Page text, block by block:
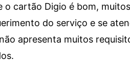
o cartão Digio é bom,
do serviço e se
apresenta muitos